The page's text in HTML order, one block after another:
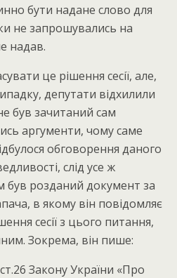
бути надане слово для
не запрошувались на
надав.
це рішення сесії, але,
депутати відхилили
був зачитаний сам
аргументи, чому саме
обговорення даного
слід усе ж
був розданий документ за
в якому він повідомляє
сесії з цього питання,
Зокрема, він пише:
Закону України «Про